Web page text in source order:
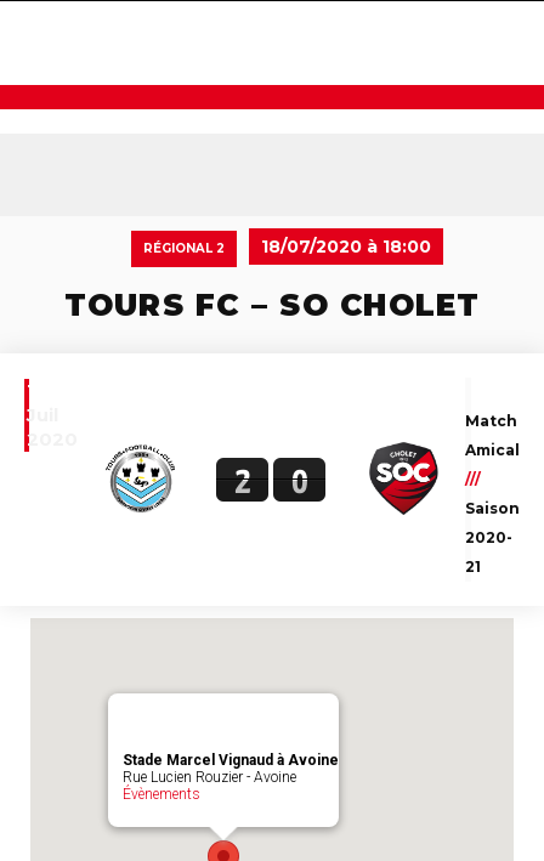
RÉGIONAL 2 18/07/2020 à 18:00
TOURS FC – SO CHOLET
18
Juil
2020
2 0
Match
Amical
///
Saison
2020-
21
Stade Marcel Vignaud à Avoine
Rue Lucien Rouzier - Avoine
Évènements